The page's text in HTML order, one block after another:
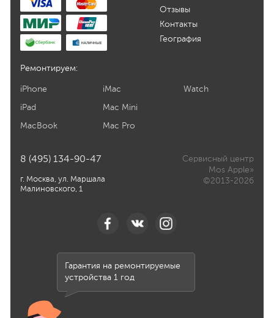
Отзывы
Контакты
География
Ремонтируем:
iPhone
iPad
MacBook
iMac
Mac Mini
Mac Pro
Watch
8 (495) 134-90-47
г. Москва, ул. Маршала
Малиновского, 1
Сервисный центр
Mos Apple»
©2013-2026
Гарантия на ремонтируемые
устройства 1 год